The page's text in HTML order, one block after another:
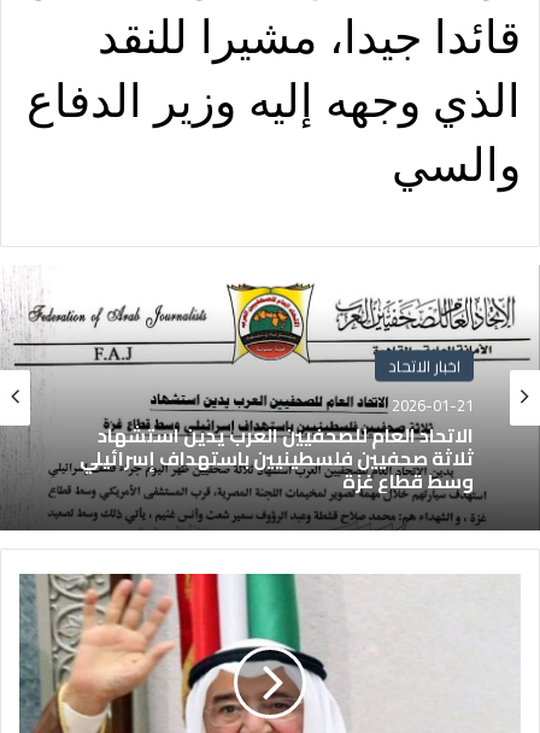
قائدا جيدا، مشيرا للنقد
الذي وجهه إليه وزير الدفاع
والسي
اخبار الاتحاد
2026-01-21
الاتحاد العام للصحفيين العرب يدين استشهاد
ثلاثة صحفيين فلسطينيين باستهداف إسرائيلي
وسط قطاع غزة